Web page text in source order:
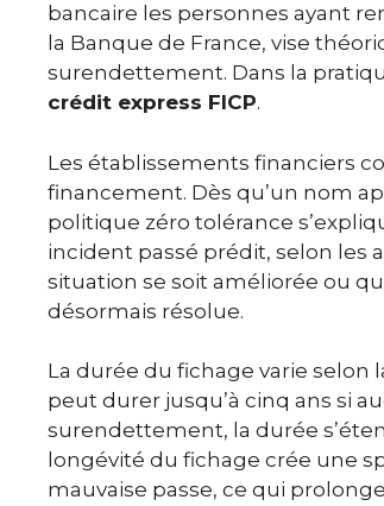
bancaire les personnes ayant
la Banque de France, vise
surendettement. Dans la
crédit express FICP.
Les établissements financiers
financement. Dès qu’un nom
politique zéro tolérance
incident passé prédit, selon les
situation se soit améliorée ou
désormais résolue.
La durée du fichage varie selon
peut durer jusqu’à cinq ans si
surendettement, la durée
longévité du fichage crée une
mauvaise passe, ce qui